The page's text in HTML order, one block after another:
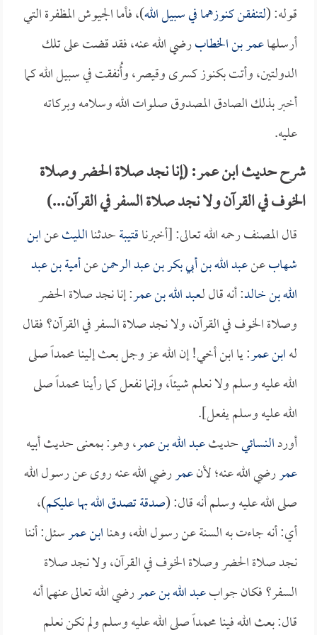
قوله: (لتنفقن كنوزهما في سبيل الله)، فأما الجيوش المظفرة التي
أرسلهاعمر بن الخطابرضي الله عنه، فقد قضت على تلك
الدولتين، وأتت بكنوز كسرى وقيصر، وأُنفقت في سبيل الله كما
أخبر بذلك الصادق المصدوق صلوات الله وسلامه وبركاته
عليه.
شرح حديث ابن عمر: (إنا نجد صلاة الحضر وصلاة
الخوف في القرآن ولا نجد صلاة السفر في القرآن...)
قال المصنف رحمه الله تعالى: [أخبرناقتيبةحدثناالليثعنابن
شهابعنعبد الله بن أبي بكر بن عبد الرحمنعنأمية بن عبد
الله بن خالد: أنه قال لـعبد الله بن عمر: إنا نجد صلاة الحضر
وصلاة الخوف في القرآن، ولا نجد صلاة السفر في القرآن؟ فقال
لهابن عمر: يا ابن أخي! إن الله عز وجل بعث إلينا محمداً صلى
الله عليه وسلم ولا نعلم شيئاً، وإنما نفعل كما رأينا محمداً صلى
الله عليه وسلم يفعل].
أوردالنسائيحديثعبد الله بن عمر، وهو: بمعنى حديث أبيه
عمررضي الله عنه؛ لأنعمررضي الله عنه روى عن رسول الله
صلى الله عليه وسلم أنه قال: (صدقة تصدق الله بها عليكم)،
أي: أنه جاءت به السنة عن رسول الله، وهناابن عمرسئل: أننا
نجد صلاة الحضر وصلاة الخوف في القرآن، ولا نجد صلاة
السفر؟ فكان جوابعبد الله بن عمررضي الله تعالى عنهما أنه
قال: بعث الله فينا محمداً صلى الله عليه وسلم ولم نكن نعلم